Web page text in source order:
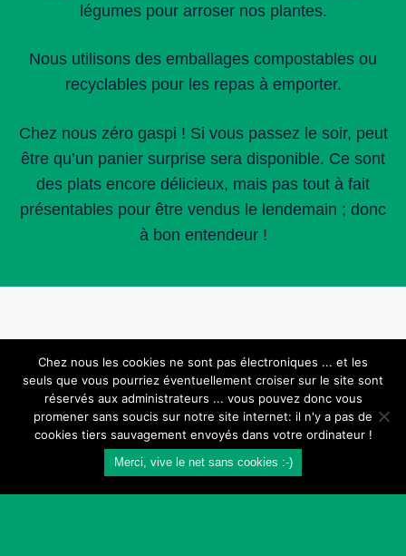
légumes pour arroser nos plantes.
Nous utilisons des emballages compostables ou
recyclables pour les repas à emporter.
Chez nous zéro gaspi ! Si vous passez le soir, peut
être qu’un panier surprise sera disponible. Ce sont
des plats encore délicieux, mais pas tout à fait
présentables pour être vendus le lendemain ; donc
à bon entendeur !
© 2026 L'estanquet -50 rue St Germain 64190
NAVARRENX- ☎️05 59 66 56 52
Chez nous les cookies ne sont pas électroniques ... et les
seuls que vous pourriez éventuellement croiser sur le site sont
réservés aux administrateurs ... vous pouvez donc vous
promener sans soucis sur notre site internet: il n'y a pas de
cookies tiers sauvagement envoyés dans votre ordinateur !
Merci, vive le net sans cookies :-)